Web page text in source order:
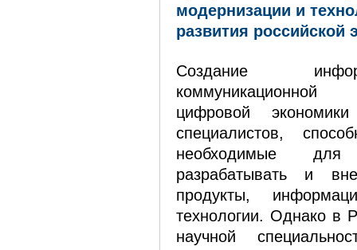
модернизации и
развития российской
Создание
цифровой
специалистов,
необходимые
разрабатывать и
продукты,
технологии. Однако в
научной